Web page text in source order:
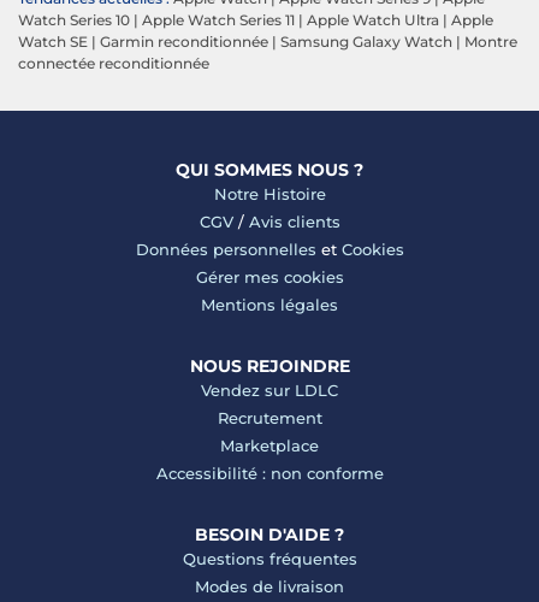
Watch Series 10 | Apple Watch Series 11 | Apple Watch Ultra | Apple
Watch SE | Garmin reconditionnée | Samsung Galaxy Watch | Montre
connectée reconditionnée
QUI SOMMES NOUS ?
Notre Histoire
CGV/ Avis clients
Données personnelles et Cookies
Gérer mes cookies
Mentions légales
NOUS REJOINDRE
Vendez sur LDLC
Recrutement
Marketplace
Accessibilité : non conforme
BESOIN D'AIDE ?
Questions fréquentes
Modes de livraison